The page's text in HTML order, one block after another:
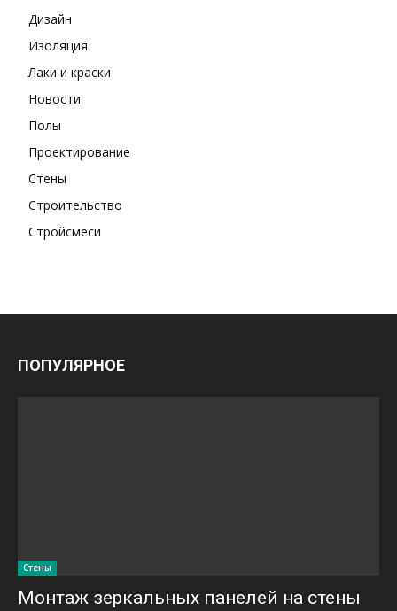
Дизайн
Изоляция
Лаки и краски
Новости
Полы
Проектирование
Стены
Строительство
Стройсмеси
ПОПУЛЯРНОЕ
Стены
Монтаж зеркальных панелей на стены